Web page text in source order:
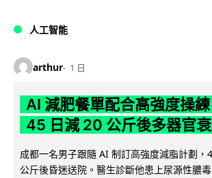
人工智能
arthur 1 日
AI 減肥餐單配合高強度操
45 日減 20 公斤後多器官
成都一名男子跟隨 AI 制訂高強度減脂計劃，
公斤後昏迷送院。醫生診斷他患上尿源性膿